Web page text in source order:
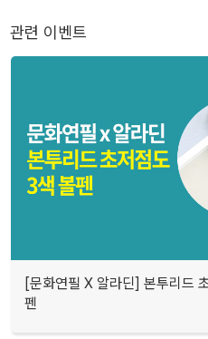
관련 이벤트
[문화연필 X 알라딘] 본투리드
펜